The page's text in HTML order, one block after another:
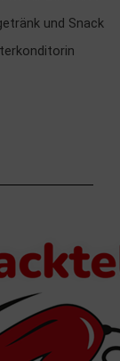
und Snack